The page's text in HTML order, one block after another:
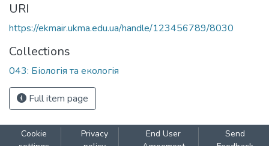
URI
https://ekmair.ukma.edu.ua/handle/123456789/8030
Collections
043: Біологія та екологія
Full item page
Cookie
Privacy
End User
Send